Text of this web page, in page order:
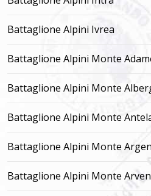
Battaglione Alpini Ivrea
Battaglione Alpini Monte
Battaglione Alpini Monte
Battaglione Alpini Monte
Battaglione Alpini Monte
Battaglione Alpini Monte